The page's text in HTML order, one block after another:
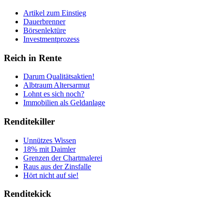
Artikel zum Einstieg
Dauerbrenner
Börsenlektüre
Investmentprozess
Reich in Rente
Darum Qualitätsaktien!
Albtraum Altersarmut
Lohnt es sich noch?
Immobilien als Geldanlage
Renditekiller
Unnützes Wissen
18% mit Daimler
Grenzen der Chartmalerei
Raus aus der Zinsfalle
Hört nicht auf sie!
Renditekick